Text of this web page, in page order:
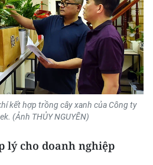
kết hợp trồng cây xanh của Công ty
(Ảnh THỦY NGUYÊN)
lý cho doanh nghiệp